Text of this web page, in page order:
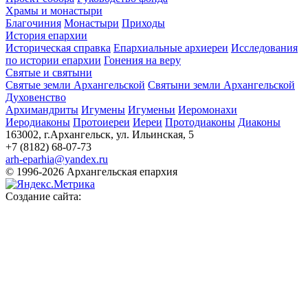
Храмы и монастыри
Благочиния Монастыри Приходы
История епархии
Историческая справка Епархиальные архиереи Исследования
по истории епархии Гонения на веру
Святые и святыни
Святые земли Архангельской Святыни земли Архангельской
Духовенство
Архимандриты Игумены Игуменьи Иеромонахи
Иеродиаконы Протоиереи Иереи Протодиаконы Диаконы
163002, г.Архангельск, ул. Ильинская, 5
+7 (8182) 68-07-73
arh-eparhia@yandex.ru
© 1996-2026 Архангельская епархия
Создание сайта: